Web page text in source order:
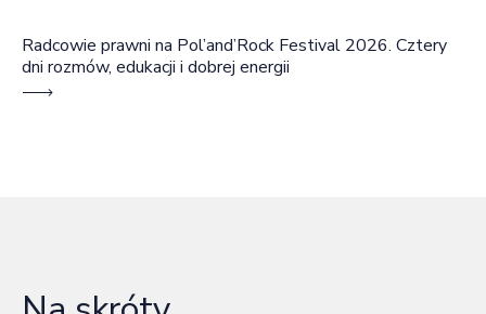
Radcowie prawni na Pol’and’Rock Festival 2026. Cztery
dni rozmów, edukacji i dobrej energii